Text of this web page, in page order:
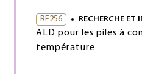
RE256 RECHERCHE ET
ALD pour les piles à
température